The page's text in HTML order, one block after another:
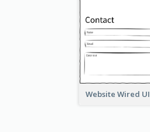
Website Wired UI